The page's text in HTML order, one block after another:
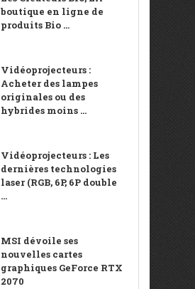
boutique en ligne de
produits Bio ...
Vidéoprojecteurs :
Acheter des lampes
originales ou des
hybrides moins ...
Vidéoprojecteurs : Les
dernières technologies
laser (RGB, 6P, 6P double
...
MSI dévoile ses
nouvelles cartes
graphiques GeForce RTX
2070